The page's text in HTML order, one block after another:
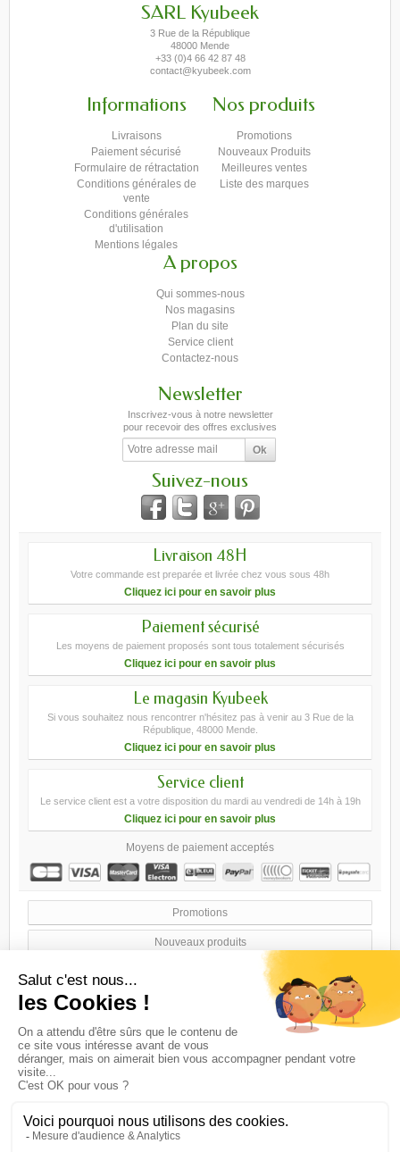
SARL Kyubeek
3 Rue de la République
48000 Mende
+33 (0)4 66 42 87 48
contact@kyubeek.com
Informations
Livraisons
Paiement sécurisé
Formulaire de rétractation
Conditions générales de
vente
Conditions générales
d'utilisation
Mentions légales
Nos produits
Promotions
Nouveaux Produits
Meilleures ventes
Liste des marques
A propos
Qui sommes-nous
Nos magasins
Plan du site
Service client
Contactez-nous
Newsletter
Inscrivez-vous à notre newsletter
pour recevoir des offres exclusives
Suivez-nous
Livraison 48H
Votre commande est preparée et livrée chez vous sous 48h
Cliquez ici pour en savoir plus
Paiement sécurisé
Les moyens de paiement proposés sont tous totalement sécurisés
Cliquez ici pour en savoir plus
Le magasin Kyubeek
Si vous souhaitez nous rencontrer n'hésitez pas à venir au 3 Rue de la
République, 48000 Mende.
Cliquez ici pour en savoir plus
Service client
Le service client est a votre disposition du mardi au vendredi de 14h à 19h
Cliquez ici pour en savoir plus
Moyens de paiement acceptés
Promotions
Nouveaux produits
Contactez-nous
Conditions générales de ventes
sitemap